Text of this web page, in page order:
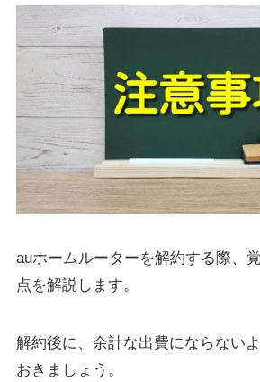
auホームルーターを解約する際、
点を解説します。
解約後に、余計な出費にならない
おきましょう。